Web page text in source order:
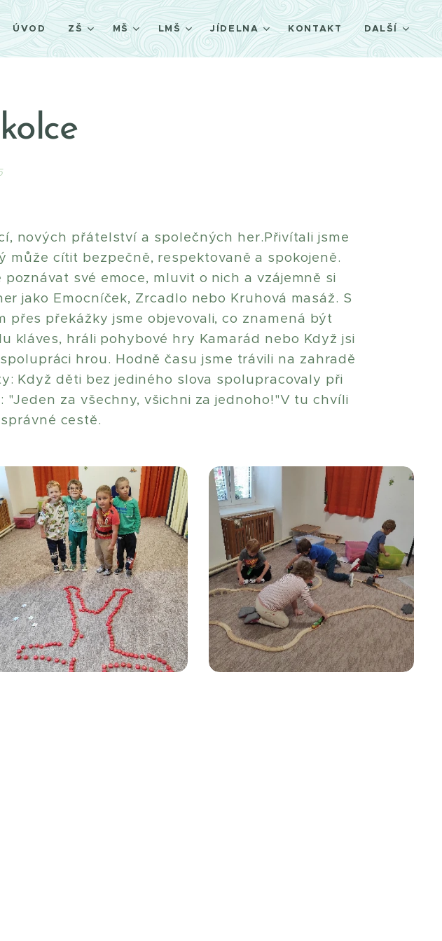
ÚVOD ZŠ MŠ LMŠ JÍDELNA KONTAKT DALŠÍ
nových přátelství a společných her.Přivítali jsme
cítit bezpečně, respektovaně a spokojeně.
své emoce, mluvit o nich a vzájemně si
jako Emocníček, Zrcadlo nebo Kruhová masáž. S
přes překážky jsme objevovali, co znamená být
kláves, hráli pohybové hry Kamarád nebo Když jsi
hrou. Hodně času jsme trávili na zahradě
Když děti bez jediného slova spolupracovaly při
za všechny, všichni za jednoho!"V tu chvíli
cestě.